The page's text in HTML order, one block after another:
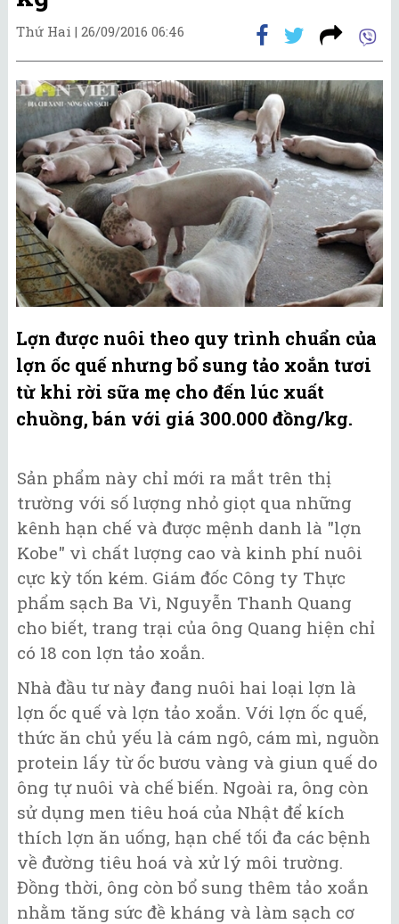
Thứ Hai | 26/09/2016 06:46
Lợn được nuôi theo quy trình chuẩn của
lợn ốc quế nhưng bổ sung tảo xoắn tươi
từ khi rời sữa mẹ cho đến lúc xuất
chuồng, bán với giá 300.000 đồng/kg.
Sản phẩm này chỉ mới ra mắt trên thị
trường với số lượng nhỏ giọt qua những
kênh hạn chế và được mệnh danh là "lợn
Kobe" vì chất lượng cao và kinh phí nuôi
cực kỳ tốn kém. Giám đốc Công ty Thực
phẩm sạch Ba Vì, Nguyễn Thanh Quang
cho biết, trang trại của ông Quang hiện chỉ
có 18 con lợn tảo xoắn.
Nhà đầu tư này đang nuôi hai loại lợn là
lợn ốc quế và lợn tảo xoắn. Với lợn ốc quế,
thức ăn chủ yếu là cám ngô, cám mì, nguồn
protein lấy từ ốc bươu vàng và giun quế do
ông tự nuôi và chế biến. Ngoài ra, ông còn
sử dụng men tiêu hoá của Nhật để kích
thích lợn ăn uống, hạn chế tối đa các bệnh
về đường tiêu hoá và xử lý môi trường.
Đồng thời, ông còn bổ sung thêm tảo xoắn
nhằm tăng sức đề kháng và làm sạch cơ